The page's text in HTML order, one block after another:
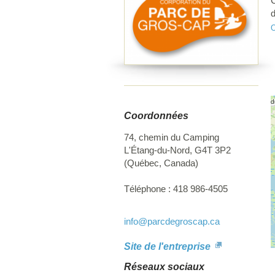
Coordonnées
74, chemin du Camping
L'Étang-du-Nord, G4T 3P2
(Québec, Canada)
Téléphone : 418 986-4505
info@parcdegroscap.ca
Site de l'entreprise
Réseaux sociaux